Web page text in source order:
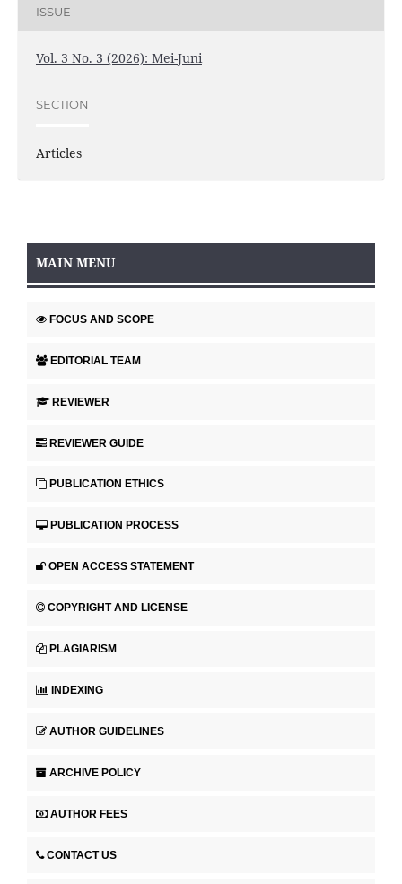
ISSUE
Vol. 3 No. 3 (2026): Mei-Juni
SECTION
Articles
MAIN MENU
FOCUS AND SCOPE
EDITORIAL TEAM
REVIEWER
REVIEWER GUIDE
PUBLICATION ETHICS
PUBLICATION PROCESS
OPEN ACCESS STATEMENT
COPYRIGHT AND LICENSE
PLAGIARISM
INDEXING
AUTHOR GUIDELINES
ARCHIVE POLICY
AUTHOR FEES
CONTACT US